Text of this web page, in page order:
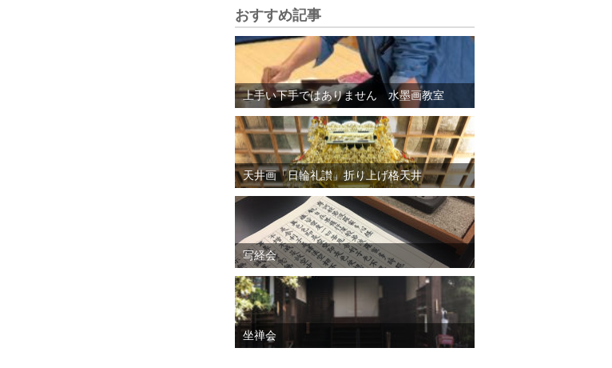
おすすめ記事
上手い下手ではありません 水墨画教室
天井画「日輪礼讃」折り上げ格天井
写経会
坐禅会